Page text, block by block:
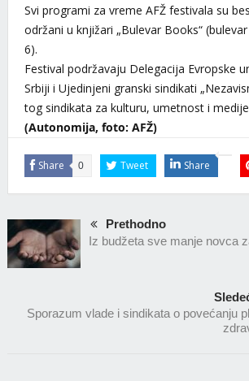
Svi programi za vreme AFŽ festivala su
održani u knjižari „Bulevar Books“
6).
Festival podržavaju Delegacija Evropske
Srbiji i Ujedinjeni granski sindikati
tog sindikata za kulturu, umetnost i medije
(Autonomija, foto: AFŽ)
Share 0 Tweet Share
Prethodno
Iz budžeta sve manje novca
Sporazum vlade i sindikata o povećanju